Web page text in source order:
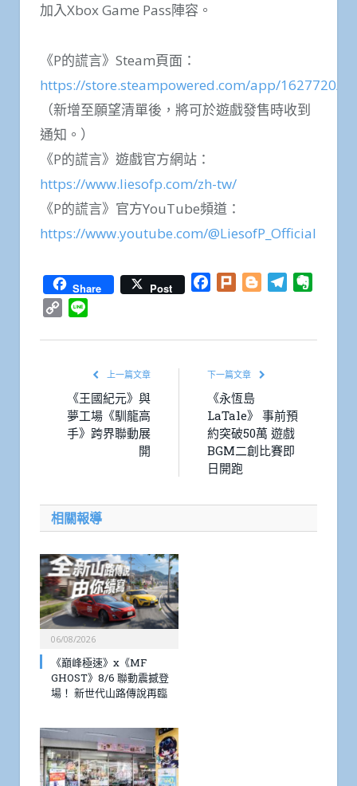
加入Xbox Game Pass陣容。
《P的謊言》Steam頁面：
https://store.steampowered.com/app/1627720/
（新增至願望清單後，將可於遊戲發售時收到
通知。）
《P的謊言》遊戲官方網站：
https://www.liesofp.com/zh-tw/
《P的謊言》官方YouTube頻道：
https://www.youtube.com/@LiesofP_Official
Share Post Facebook
Plurk BloggerTelegram
Copy
上一篇文章
《王國紀元》與
夢工場《馴龍高
手》跨界聯動展
開
下一篇文章
《永恆島
LaTale》 事前預
約突破50萬 遊戲
BGM二創比賽即
日開跑
相關報導
06/08/2026
《巔峰極速》x《MF
GHOST》8/6 聯動震撼登
場！ 新世代山路傳說再臨